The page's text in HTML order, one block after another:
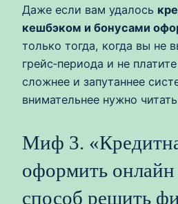
Даже если вам удалось
кешбэком и бонусами
только тогда, когда вы не
грейс‑периода и не
сложнее и запутаннее
внимательнее нужно
Миф 3.
оформить
способ решить